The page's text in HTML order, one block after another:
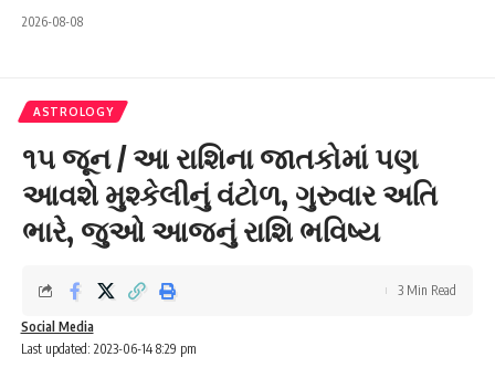
2026-08-08
ASTROLOGY
૧૫ જૂન / આ રાશિના જાતકોમાં પણ
આવશે મુશ્કેલીનું વંટોળ, ગુરુવાર અતિ
ભારે, જુઓ આજનું રાશિ ભવિષ્ય
Last updated: 2023-06-14 8:29 pm
Social Media
3 Min Read